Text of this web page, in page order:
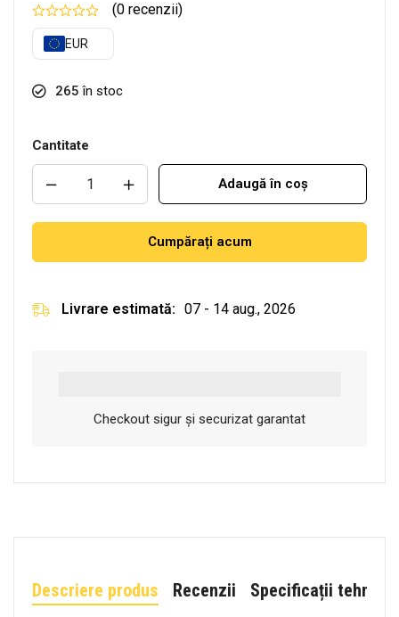
(0 recenzii)
EUR
265 în stoc
Cantitate
Adaugă în coș
Cumpărați acum
Livrare estimată: 07 - 14 aug., 2026
Checkout sigur și securizat garantat
Descriere produs Recenzii Specificații tehnice